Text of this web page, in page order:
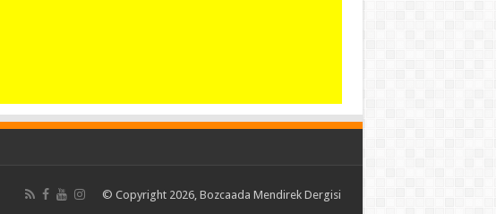
© Copyright 2026, Bozcaada Mendirek Dergisi